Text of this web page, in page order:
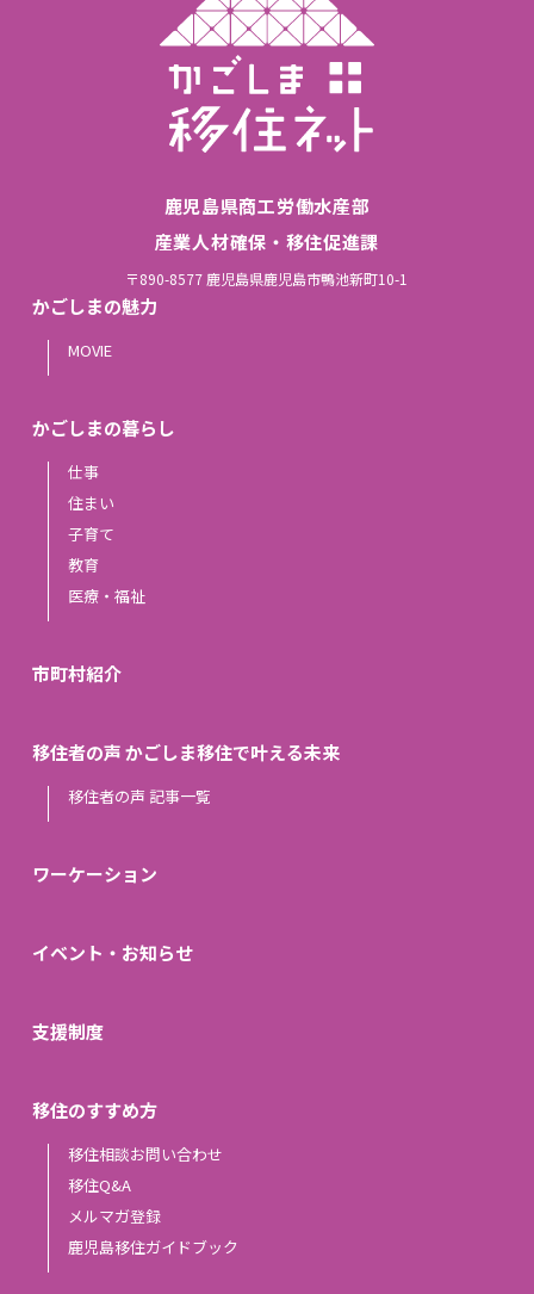
鹿児島県商工労働水産部
産業人材確保・移住促進課
〒890-8577 鹿児島県鹿児島市鴨池新町10-1
かごしまの魅力
MOVIE
かごしまの暮らし
仕事
住まい
子育て
教育
医療・福祉
市町村紹介
移住者の声 かごしま移住で叶える未来
移住者の声 記事一覧
ワーケーション
イベント・お知らせ
支援制度
移住のすすめ方
移住相談お問い合わせ
移住Q&A
メルマガ登録
鹿児島移住ガイドブック